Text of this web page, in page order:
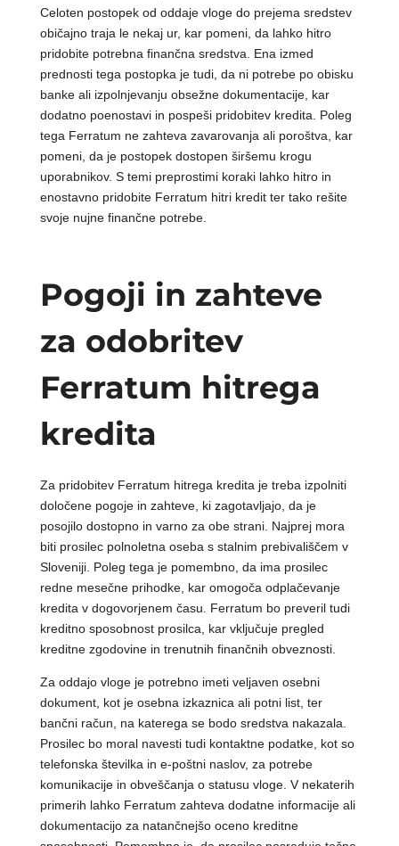
Celoten postopek od oddaje vloge do prejema sredstev
običajno traja le nekaj ur, kar pomeni, da lahko hitro
pridobite potrebna finančna sredstva. Ena izmed
prednosti tega postopka je tudi, da ni potrebe po obisku
banke ali izpolnjevanju obsežne dokumentacije, kar
dodatno poenostavi in pospeši pridobitev kredita. Poleg
tega Ferratum ne zahteva zavarovanja ali poroštva, kar
pomeni, da je postopek dostopen širšemu krogu
uporabnikov. S temi preprostimi koraki lahko hitro in
enostavno pridobite Ferratum hitri kredit ter tako rešite
svoje nujne finančne potrebe.
Pogoji in zahteve
za odobritev
Ferratum hitrega
kredita
Za pridobitev Ferratum hitrega kredita je treba izpolniti
določene pogoje in zahteve, ki zagotavljajo, da je
posojilo dostopno in varno za obe strani. Najprej mora
biti prosilec polnoletna oseba s stalnim prebivališčem v
Sloveniji. Poleg tega je pomembno, da ima prosilec
redne mesečne prihodke, kar omogoča odplačevanje
kredita v dogovorjenem času. Ferratum bo preveril tudi
kreditno sposobnost prosilca, kar vključuje pregled
kreditne zgodovine in trenutnih finančnih obveznosti.
Za oddajo vloge je potrebno imeti veljaven osebni
dokument, kot je osebna izkaznica ali potni list, ter
bančni račun, na katerega se bodo sredstva nakazala.
Prosilec bo moral navesti tudi kontaktne podatke, kot so
telefonska številka in e-poštni naslov, za potrebe
komunikacije in obveščanja o statusu vloge. V nekaterih
primerih lahko Ferratum zahteva dodatne informacije ali
dokumentacijo za natančnejšo oceno kreditne